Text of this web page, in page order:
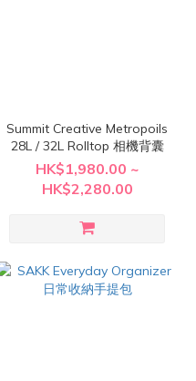
Summit Creative Metropoils
28L / 32L Rolltop 相機背囊
HK$1,980.00 ~
HK$2,280.00